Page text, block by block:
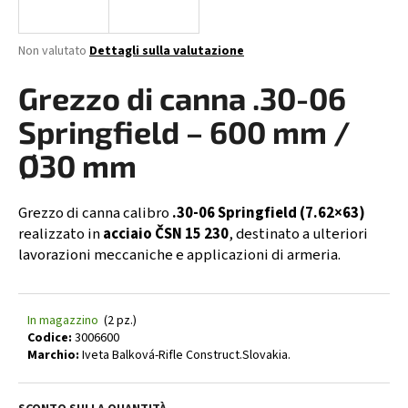
La
media
del
prodotto
è
0,0
su
stelle.
Non valutato Dettagli sulla valutazione
Grezzo di canna .30-06
Springfield – 600 mm /
Ø30 mm
Grezzo di canna calibro .30-06 Springfield (7.62×63)
realizzato inacciaio ČSN 15 230, destinato a ulteriori
lavorazioni meccaniche e applicazioni di armeria.
In magazzino (2 pz.)
Codice: 3006600
Marchio: Iveta Balková-Rifle Construct.Slovakia.
d
?
S
o
n
i